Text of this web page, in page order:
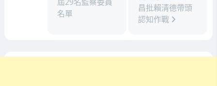
名單
昌批賴清德帶頭
認知作戰